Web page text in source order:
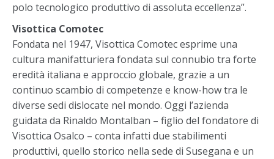
polo tecnologico produttivo di assoluta eccellenza”.
Visottica Comotec
Fondata nel 1947, Visottica Comotec esprime una
cultura manifatturiera fondata sul connubio tra forte
eredità italiana e approccio globale, grazie a un
continuo scambio di competenze e know-how tra le
diverse sedi dislocate nel mondo. Oggi l’azienda
guidata da Rinaldo Montalban – figlio del fondatore di
Visottica Osalco – conta infatti due stabilimenti
produttivi, quello storico nella sede di Susegana e un